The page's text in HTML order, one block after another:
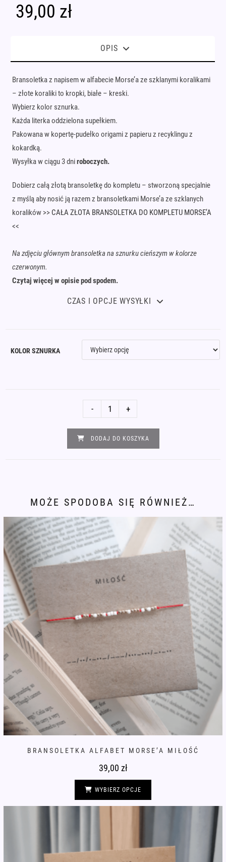
39,00 zł
OPIS
Bransoletka z napisem w alfabecie Morse’a ze szklanymi koralikami
– złote koraliki to kropki, białe – kreski.
Wybierz kolor sznurka.
Każda literka oddzielona supełkiem.
Pakowana w kopertę-pudełko origami z papieru z recyklingu z
kokardką.
Wysyłka w ciągu 3 dniroboczych.
Dobierz całą złotą bransoletkę do kompletu – stworzoną specjalnie
z myślą aby nosić ją razem z bransoletkami Morse’a ze szklanych
koralików >> CAŁA ZŁOTA BRANSOLETKA DO KOMPLETU MORSE’A
<<
Na zdjęciu głównym bransoletka na sznurku cieńszym w kolorze
czerwonym.
Czytaj więcej w opisie pod spodem.
CZAS I OPCJE WYSYŁKI
KOLOR SZNURKA
Bransoletka
alfabet
Morse'a
- +
DODAJ DO KOSZYKA
MOŻE SPODOBA SIĘ RÓWNIEŻ…
BRANSOLETKA ALFABET MORSE’A MIŁOŚĆ
39,00 zł
WYBIERZ OPCJE
stronie